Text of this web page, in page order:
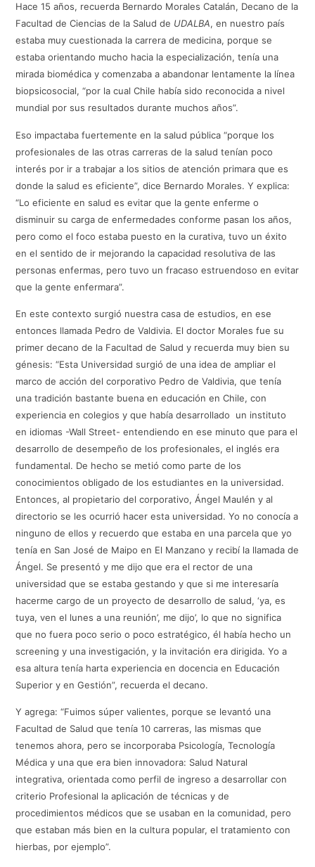
Hace 15 años, recuerda Bernardo Morales Catalán, Decano de la
Facultad de Ciencias de la Salud de UDALBA, en nuestro país
estaba muy cuestionada la carrera de medicina, porque se
estaba orientando mucho hacia la especialización, tenía una
mirada biomédica y comenzaba a abandonar lentamente la línea
biopsicosocial, “por la cual Chile había sido reconocida a nivel
mundial por sus resultados durante muchos años”.
Eso impactaba fuertemente en la salud pública “porque los
profesionales de las otras carreras de la salud tenían poco
interés por ir a trabajar a los sitios de atención primara que es
donde la salud es eficiente”, dice Bernardo Morales. Y explica:
“Lo eficiente en salud es evitar que la gente enferme o
disminuir su carga de enfermedades conforme pasan los años,
pero como el foco estaba puesto en la curativa, tuvo un éxito
en el sentido de ir mejorando la capacidad resolutiva de las
personas enfermas, pero tuvo un fracaso estruendoso en evitar
que la gente enfermara”.
En este contexto surgió nuestra casa de estudios, en ese
entonces llamada Pedro de Valdivia. El doctor Morales fue su
primer decano de la Facultad de Salud y recuerda muy bien su
génesis: “Esta Universidad surgió de una idea de ampliar el
marco de acción del corporativo Pedro de Valdivia, que tenía
una tradición bastante buena en educación en Chile, con
experiencia en colegios y que había desarrollado un instituto
en idiomas -Wall Street- entendiendo en ese minuto que para el
desarrollo de desempeño de los profesionales, el inglés era
fundamental. De hecho se metió como parte de los
conocimientos obligado de los estudiantes en la universidad.
Entonces, al propietario del corporativo, Ángel Maulén y al
directorio se les ocurrió hacer esta universidad. Yo no conocía a
ninguno de ellos y recuerdo que estaba en una parcela que yo
tenía en San José de Maipo en El Manzano y recibí la llamada de
Ángel. Se presentó y me dijo que era el rector de una
universidad que se estaba gestando y que si me interesaría
hacerme cargo de un proyecto de desarrollo de salud, ‘ya, es
tuya, ven el lunes a una reunión’, me dijo’, lo que no significa
que no fuera poco serio o poco estratégico, él había hecho un
screening y una investigación, y la invitación era dirigida. Yo a
esa altura tenía harta experiencia en docencia en Educación
Superior y en Gestión”, recuerda el decano.
Y agrega: “Fuimos súper valientes, porque se levantó una
Facultad de Salud que tenía 10 carreras, las mismas que
tenemos ahora, pero se incorporaba Psicología, Tecnología
Médica y una que era bien innovadora: Salud Natural
integrativa, orientada como perfil de ingreso a desarrollar con
criterio Profesional la aplicación de técnicas y de
procedimientos médicos que se usaban en la comunidad, pero
que estaban más bien en la cultura popular, el tratamiento con
hierbas, por ejemplo”.